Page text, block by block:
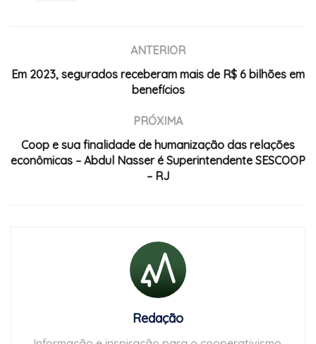
ANTERIOR
Em 2023, segurados receberam mais de R$ 6 bilhões em
benefícios
PRÓXIMA
Coop e sua finalidade de humanização das relações
econômicas – Abdul Nasser é Superintendente SESCOOP
– RJ
Redação